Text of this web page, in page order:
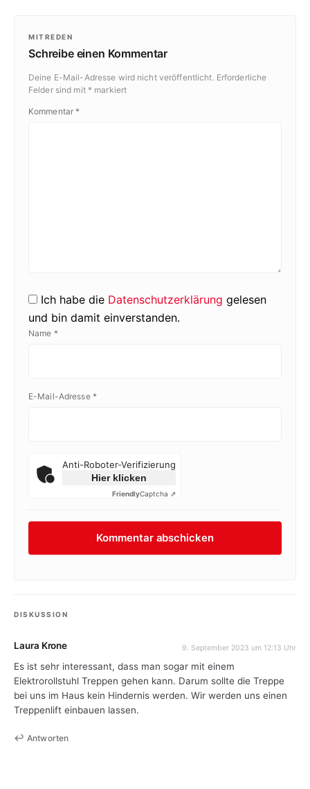
MITREDEN
Schreibe einen Kommentar
Deine E-Mail-Adresse wird nicht veröffentlicht. Erforderliche
Felder sind mit * markiert
Kommentar *
Ich habe die Datenschutzerklärung gelesen
und bin damit einverstanden.
Name *
E-Mail-Adresse *
Anti-Roboter-Verifizierung
Hier klicken
FriendlyCaptcha ⇗
DISKUSSION
Laura Krone 9. September 2023 um 12:13 Uhr
Es ist sehr interessant, dass man sogar mit einem
Elektrorollstuhl Treppen gehen kann. Darum sollte die Treppe
bei uns im Haus kein Hindernis werden. Wir werden uns einen
Treppenlift einbauen lassen.
Antworten